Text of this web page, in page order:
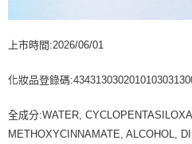
上市時間:2026/06/01
化妝品登錄碼
全成分:WATER,
METHOXYCINNAMATE, ALCOHOL,